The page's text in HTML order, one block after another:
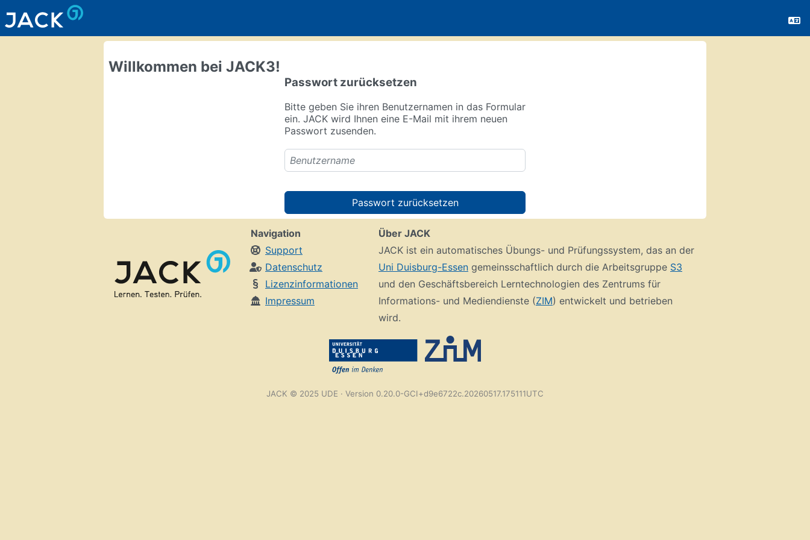
Willkommen bei JACK3!
Passwort zurücksetzen
Bitte geben Sie ihren Benutzernamen in das Formular
ein. JACK wird Ihnen eine E-Mail mit ihrem neuen
Passwort zusenden.
Passwort zurücksetzen
Navigation
Support
Datenschutz
Lizenzinformationen
Impressum
Über JACK
JACK ist ein automatisches Übungs- und Prüfungssystem, das an der
Uni Duisburg-Essen gemeinsschaftlich durch die Arbeitsgruppe S3
und den Geschäftsbereich Lerntechnologien des Zentrums für
Informations- und Mediendienste (ZIM) entwickelt und betrieben
wird.
JACK © 2025 UDE · Version 0.20.0-GCI+d9e6722c.20260517.175111UTC